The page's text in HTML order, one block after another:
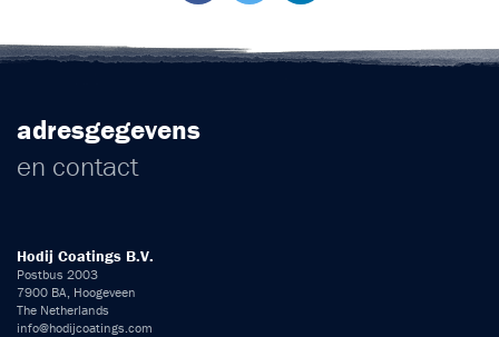
adresgegevens
en contact
Hodij Coatings B.V.
Postbus 2003
7900 BA, Hoogeveen
The Netherlands
info@hodijcoatings.com